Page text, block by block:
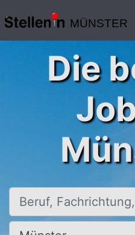
MÜNSTER
Die
Beruf, Fachrichtung, Firma
Ort, Stadt